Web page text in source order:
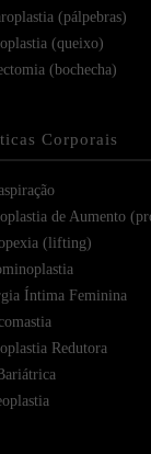
(pálpebras)
(queixo)
(bochecha)
Corporais
de Aumento
(lifting)
Íntima Feminina
Redutora